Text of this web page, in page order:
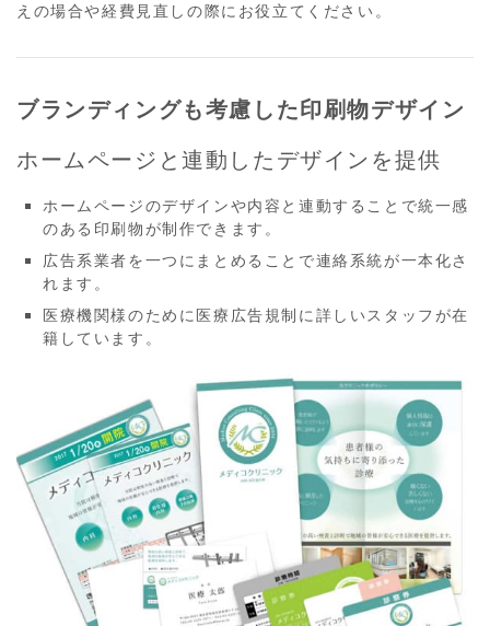
えの場合や経費見直しの際にお役立てください。
ブランディングも考慮した印刷物デザイン
ホームページと連動したデザインを提供
ホームページのデザインや内容と連動することで統一感
のある印刷物が制作できます。
広告系業者を一つにまとめることで連絡系統が一本化さ
れます。
医療機関様のために医療広告規制に詳しいスタッフが在
籍しています。